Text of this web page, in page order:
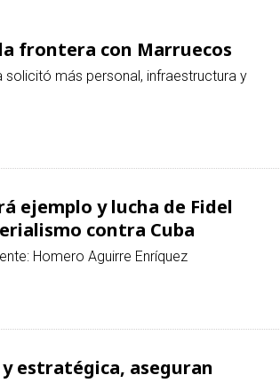
frontera con Marruecos
más personal, infraestructura y
ejemplo y lucha de Fidel
contra Cuba
Homero Aguirre Enríquez
estratégica, aseguran